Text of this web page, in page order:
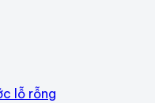
lỗ rỗng